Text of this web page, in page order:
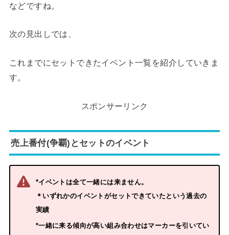
などですね。
次の見出しでは、
これまでにセットできたイベント一覧を紹介していきま
す。
スポンサーリンク
売上番付(争覇)とセットのイベント
*イベントは全て一緒には来ません。
＊いずれかのイベントがセットできていたという過去の
実績
*一緒に来る傾向が高い組み合わせはマーカーを引いてい